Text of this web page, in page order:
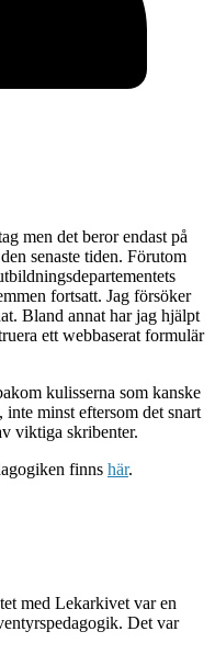
men det beror endast på
senaste tiden. Förutom
fortsatt. Jag försöker
Bland annat har jag hjälpt
ett webbaserat formulär
kulisserna som kanske
minst eftersom det snart
viktiga skribenter.
finns här.
med Lekarkivet var en
Det var